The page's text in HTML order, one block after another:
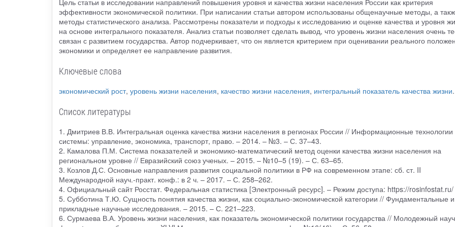
Цель статьи в исследовании направлений повышения уровня и качества жизни населения России как критерия
эффективности экономической политики. При написании статьи автором использованы общенаучные методы, а
методы статистического анализа. Рассмотрены показатели и подходы к исследованию и оценке качества и уровня
на основе интегрального показателя. Анализ статьи позволяет сделать вывод, что уровень жизни населения очень
связан с развитием государства. Автор подчеркивает, что он является критерием при оценивании реального
экономики и определяет ее направление развития.
Ключевые слова
экономический рост, уровень жизни населения, качество жизни населения, интегральный показатель качества жизни.
Список литературы
1. Дмитриев В.В. Интегральная оценка качества жизни населения в регионах России // Информационные технологии
системы: управление, экономика, транспорт, право. – 2014. – №3. – С. 37–43.
2. Камалова П.М. Система показателей и экономико-математический метод оценки качества жизни населения на
региональном уровне // Евразийский союз ученых. – 2015. – №10–5 (19). – С. 63–65.
3. Козлов Д.С. Основные направления развития социальной политики в РФ на современном этапе: сб. ст. II
Международной науч.-практ. конф.: в 2 ч. – 2017. – С. 258–262.
4. Официальный сайт Росстат. Федеральная статистика [Электронный ресурс]. – Режим доступа: https://rosinfostat.ru/
5. Субботина Т.Ю. Сущность понятия качества жизни, как социально-экономической категории // Фундаментальные и
прикладные научные исследования. – 2015. – С. 221–223.
6. Сурмаева В.А. Уровень жизни населения, как показатель экономической политики государства // Молодежный